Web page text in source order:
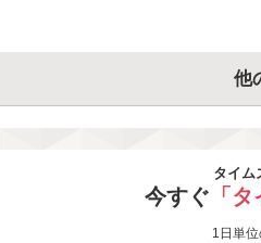
他
タイム
今すぐ 「
1日単